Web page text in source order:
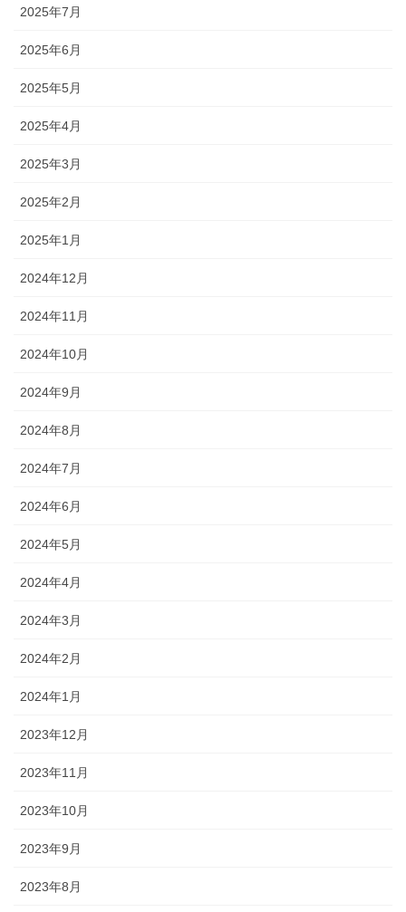
2025年7月
2025年6月
2025年5月
2025年4月
2025年3月
2025年2月
2025年1月
2024年12月
2024年11月
2024年10月
2024年9月
2024年8月
2024年7月
2024年6月
2024年5月
2024年4月
2024年3月
2024年2月
2024年1月
2023年12月
2023年11月
2023年10月
2023年9月
2023年8月